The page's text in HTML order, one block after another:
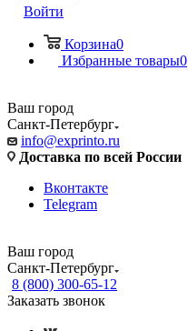
Войти
Корзина0
Избранные товары0
Ваш город
Санкт-Петербург
info@exprinto.ru
Доставка по всей России
Вконтакте
Telegram
Ваш город
Санкт-Петербург
8 (800) 300-65-12
Заказать звонок